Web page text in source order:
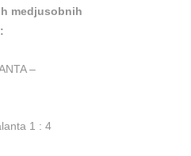
medjusobnih
–
1 : 4